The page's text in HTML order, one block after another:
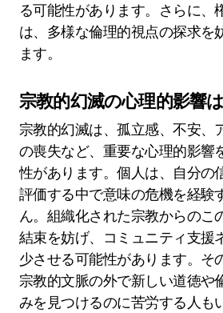
る可能性があります。さらに、
は、多様な倫理的視点の探求を
ます。
宗教的幻滅の心理的影響
宗教的幻滅は、孤立感、不安、
の喪失など、重要な心理的影響
性があります。個人は、自分の
評価する中で意味の危機を経験
ん。組織化された宗教からのこ
結束を妨げ、コミュニティ支援
少させる可能性があります。そ
宗教的文脈の外で新しい道徳や
みを見つけるのに苦労する人も